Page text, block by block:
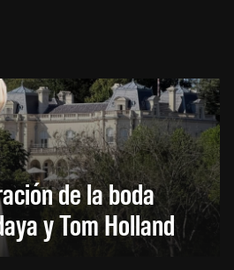
de la boda
y Tom Holland